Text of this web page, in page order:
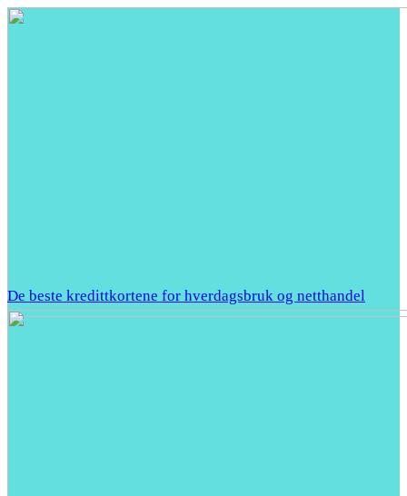
De beste kredittkortene for hverdagsbruk og netthandel